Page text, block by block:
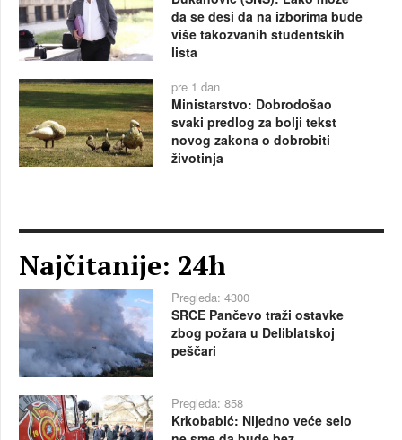
da se desi da na izborima bude
više takozvanih studentskih
lista
pre 1 dan
Ministarstvo: Dobrodošao
svaki predlog za bolji tekst
novog zakona o dobrobiti
životinja
Najčitanije: 24h
Pregleda: 4300
SRCE Pančevo traži ostavke
zbog požara u Deliblatskoj
peščari
Pregleda: 858
Krkobabić: Nijedno veće selo